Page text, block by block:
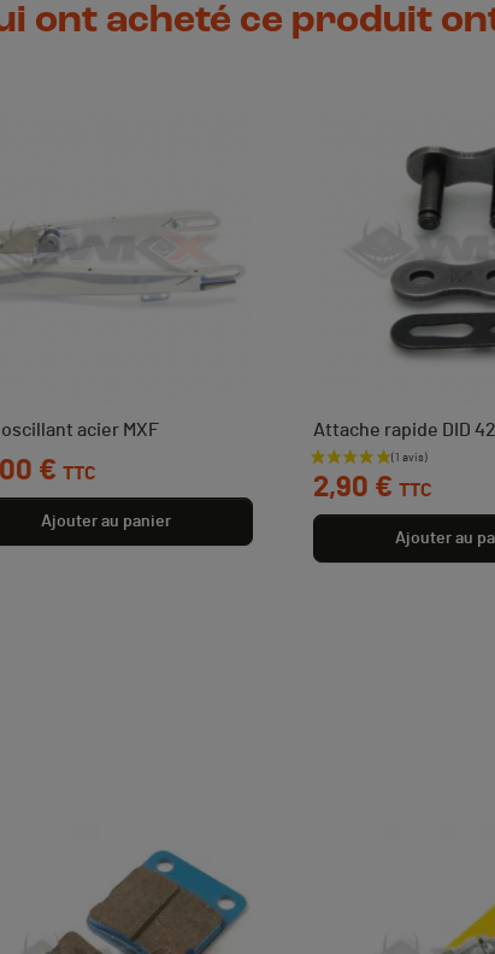
ont acheté ce produit
oscillant acier MXF
€ TTC
Ajouter au panier
Attache rapide DID
Prix
2,90 € TTC
Ajouter au